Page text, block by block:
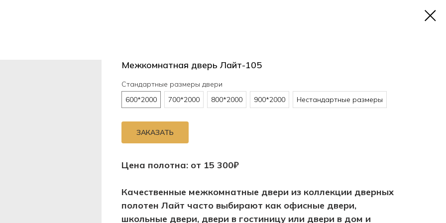
Межкомнатная дверь Лайт-105
Стандартные размеры двери
600*2000
700*2000 800*2000 900*2000 Нестандартные размеры
ЗАКАЗАТЬ
Цена полотна: от 15 300₽
Качественные межкомнатные двери из коллекции дверных
полотен Лайт часто выбирают как офисные двери,
школьные двери, двери в гостиницу или двери в дом и